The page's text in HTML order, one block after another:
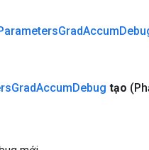
GradAccum
GradAccumDebug tạo